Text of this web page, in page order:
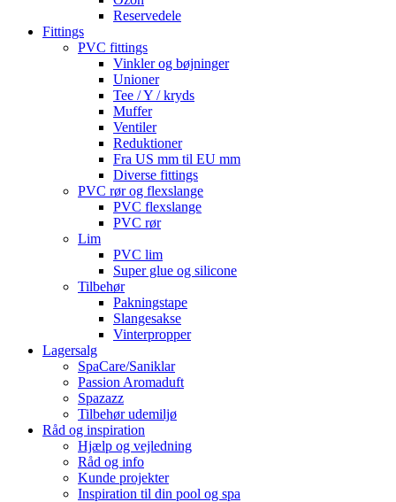
Reservedele
Fittings
PVC fittings
Vinkler og bøjninger
Unioner
Tee / Y / kryds
Muffer
Ventiler
Reduktioner
Fra US mm til EU mm
Diverse fittings
PVC rør og flexslange
PVC flexslange
PVC rør
Lim
PVC lim
Super glue og silicone
Tilbehør
Pakningstape
Slangesakse
Vinterpropper
Lagersalg
SpaCare/Saniklar
Passion Aromaduft
Spazazz
Tilbehør udemiljø
Råd og inspiration
Hjælp og vejledning
Råd og info
Kunde projekter
Inspiration til din pool og spa